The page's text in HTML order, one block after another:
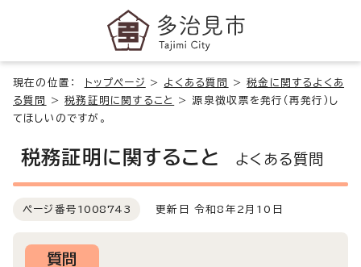
現在の位置： トップページ > よくある質問 >税金に関するよくあ
る質問
>税務証明に関すること > 源泉徴収票を発行（再発行）し
てほしいのですが。
税務証明に関すること よくある質問
ページ番号 1008743 更新日 令和8年2月10日
質問